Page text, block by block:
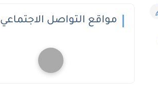
مواقع التواصل الاجتماعي